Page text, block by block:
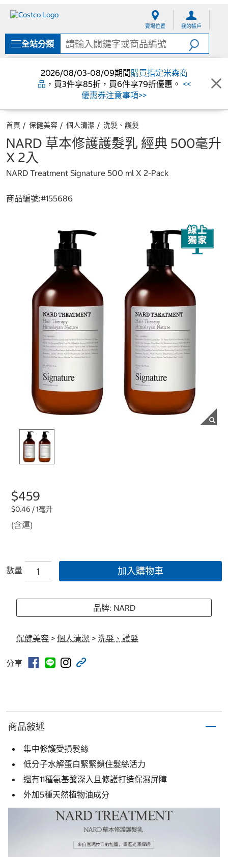
單
賣場位置 我的帳戶
全站分類
2026/08/03-08/09期間購買指定米森商
品 ，買3件享85折，買6件享79折優惠。 <<
優惠券注意事項>>
首頁 保健美容 個人清潔 洗髮、護髮
NARD 草本修護護髮乳 經典 500毫升
X 2入
NARD Treatment Signature 500 ml X 2-Pack
商品編號:#155686
$459
$0.46 / 1毫升
(含運)
數量 加入購物車
品牌: NARD
保健美容 > 個人清潔 > 洗髮、護髮
分享
商品敍述
集中修護受損髮絲
低分子水解蛋白緊緊鎖住髮絲活力
還有11種氨基酸深入且修護打造保濕屏障
外加5種天然植物油成分